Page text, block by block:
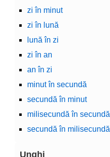
zi în minut
zi în lună
lună în zi
zi în an
an în zi
minut în secundă
secundă în minut
milisecundă în secundă
secundă în milisecundă
Unghi